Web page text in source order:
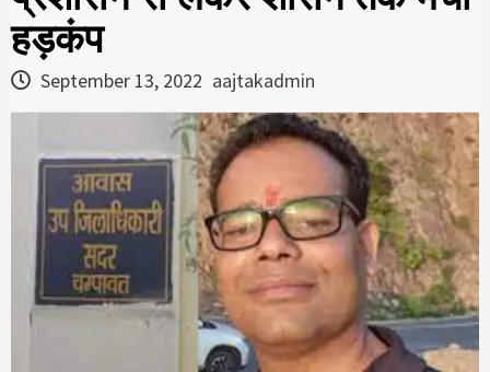
हड़कंप
September 13, 2022 aajtakadmin